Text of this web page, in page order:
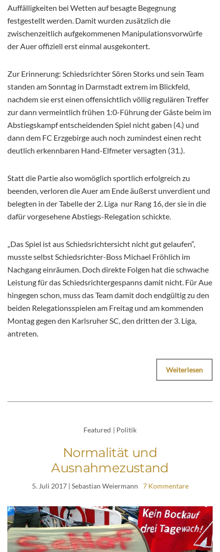
Auffälligkeiten bei Wetten auf besagte Begegnung
festgestellt werden. Damit wurden zusätzlich die
zwischenzeitlich aufgekommenen Manipulationsvorwürfe
der Auer offiziell erst einmal ausgekontert.
Zur Erinnerung: Schiedsrichter Sören Storks und sein Team
standen am Sonntag in Darmstadt extrem im Blickfeld,
nachdem sie erst einen offensichtlich völlig regulären Treffer
zur dann vermeintlich frühen 1:0-Führung der Gäste beim im
Abstiegskampf entscheidenden Spiel nicht gaben (4.) und
dann dem FC Erzgebirge auch noch zumindest einen recht
deutlich erkennbaren Hand-Elfmeter versagten (31.).
Statt die Partie also womöglich sportlich erfolgreich zu
beenden, verloren die Auer am Ende äußerst unverdient und
belegten in der Tabelle der 2. Liga nur Rang 16, der sie in die
dafür vorgesehene Abstiegs-Relegation schickte.
„Das Spiel ist aus Schiedsrichtersicht nicht gut gelaufen“,
musste selbst Schiedsrichter-Boss Michael Fröhlich im
Nachgang einräumen. Doch direkte Folgen hat die schwache
Leistung für das Schiedsrichtergespanns damit nicht. Für Aue
hingegen schon, muss das Team damit doch endgültig zu den
beiden Relegationsspielen am Freitag und am kommenden
Montag gegen den Karlsruher SC, den dritten der 3. Liga,
antreten.
Weiterlesen
Featured | Politik
Normalität und
Ausnahmezustand
5. Juli 2017| Sebastian Weiermann 7 Kommentare